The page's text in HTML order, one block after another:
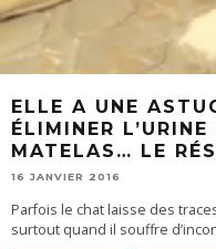
ELLE A UNE
ÉLIMINER
MATELAS… LE
16 JANVIER 2016
Parfois le chat laisse des
surtout quand il souffre